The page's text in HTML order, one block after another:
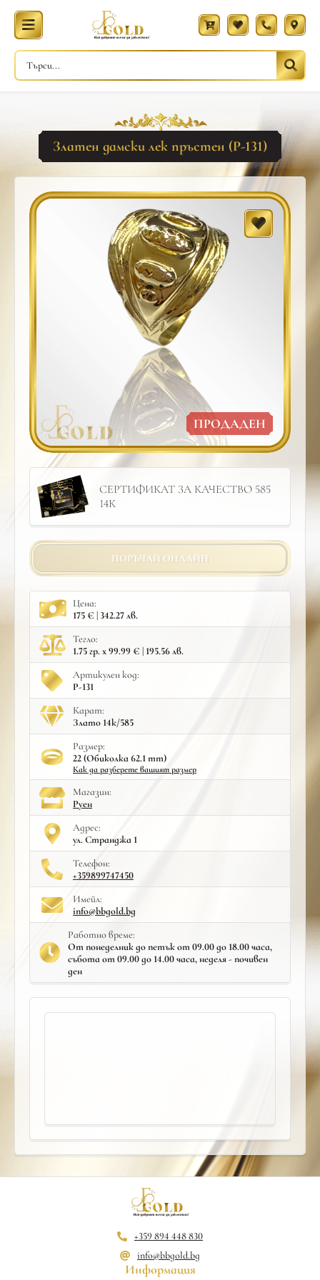
Златен дамски лек пръстен (Р-131)
ПРОДАДЕН
СЕРТИФИКАТ ЗА КАЧЕСТВО 585
14К
ПОРЪЧАЙ ОНЛАЙН
Цена:
175 € | 342.27 лв.
Тегло:
1.75 гр. x 99.99 € | 195.56 лв.
Артикулен код:
Р-131
Карат:
Злато 14к/585
Размер:
22 (Обиколка 62.1 mm)
Как да разберете вашият размер
Mагазин:
Руен
Адрес:
ул. Странджа 1
Телефон:
+359899747450
Имейл:
info@bbgold.bg
Работно време:
От понеделник до петък от 09.00 до 18.00 часа,
събота от 09.00 до 14.00 часа, неделя - почивен
ден
+359 894 448 830
info@bbgold.bg
Информация